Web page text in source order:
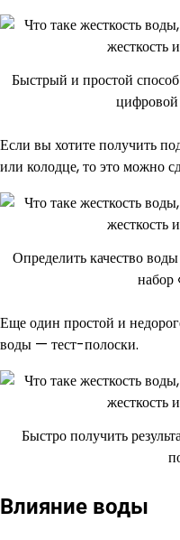
Быстрый и простой
цифровой
Если вы хотите получить
или колодце, то это можно
Определить качество
набор
Еще один простой и
воды — тест-полоски.
Быстро получить
Влияние воды